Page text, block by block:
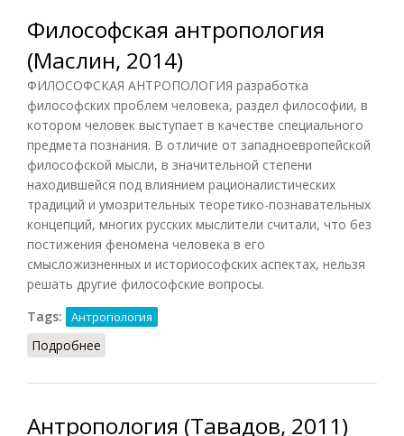
Философская антропология
(Маслин, 2014)
ФИЛОСОФСКАЯ АНТРОПОЛОГИЯ разработка
философских проблем человека, раздел философии, в
котором человек выступает в качестве специального
предмета познания. В отличие от западноевропейской
философской мысли, в значительной степени
находившейся под влиянием рационалистических
традиций и умозрительных теоретико-познавательных
концепций, многих русских мыслители считали, что без
постижения феномена человека в его
смысложизненных и историософских аспектах, нельзя
решать другие философские вопросы.
Tags:
Антропология
Подробнее
Антропология (Тавадов, 2011)